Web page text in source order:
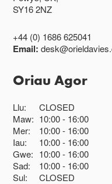
SY16 2NZ
+44 (0) 1686 625041
Email:
Oriau Agor
Llu:
CLOSED
Maw: 10:00 16:00
Mer:
10:00 16:00
Iau:
10:00 16:00
Gwe: 10:00 16:00
Sad:
10:00 16:00
Sul:
CLOSED